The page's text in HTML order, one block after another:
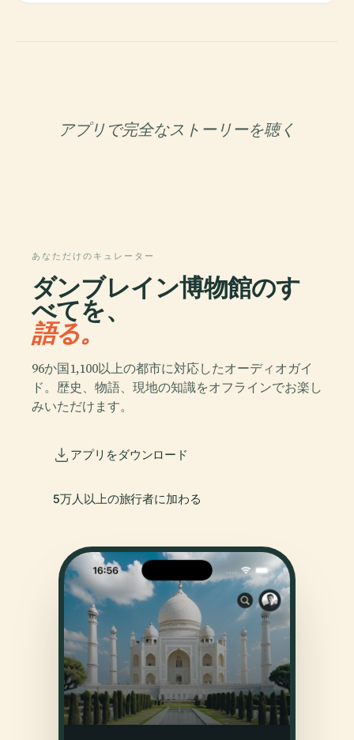
アプリで完全なストーリーを聴く
あなただけのキュレーター
ダンブレイン博物館のす
べてを、
語る。
96か国1,100以上の都市に対応したオーディオガイ
ド。歴史、物語、現地の知識をオフラインでお楽し
みいただけます。
アプリをダウンロード
5万人以上の旅行者に加わる